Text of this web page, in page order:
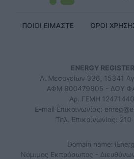
ΠΟΙΟΙ ΕΙΜΑΣΤΕ ΟΡΟΙ
ENERGY
Λ. Μεσογείων 336, 15341
ΑΦΜ 800479805 - ΔΟΥ
Αρ. ΓΕΜΗ
E-mail Επικοινωνίας:
Τηλ. Επικοινωνίας:
Domain name:
Νόμιμος Εκπρόσωπος -